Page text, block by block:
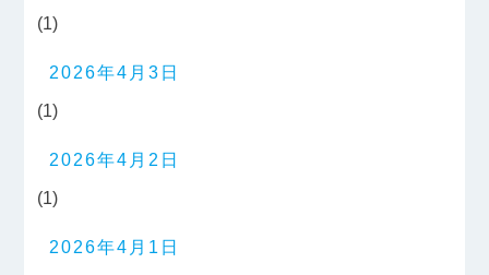
(1)
2026年4月3日
(1)
2026年4月2日
(1)
2026年4月1日